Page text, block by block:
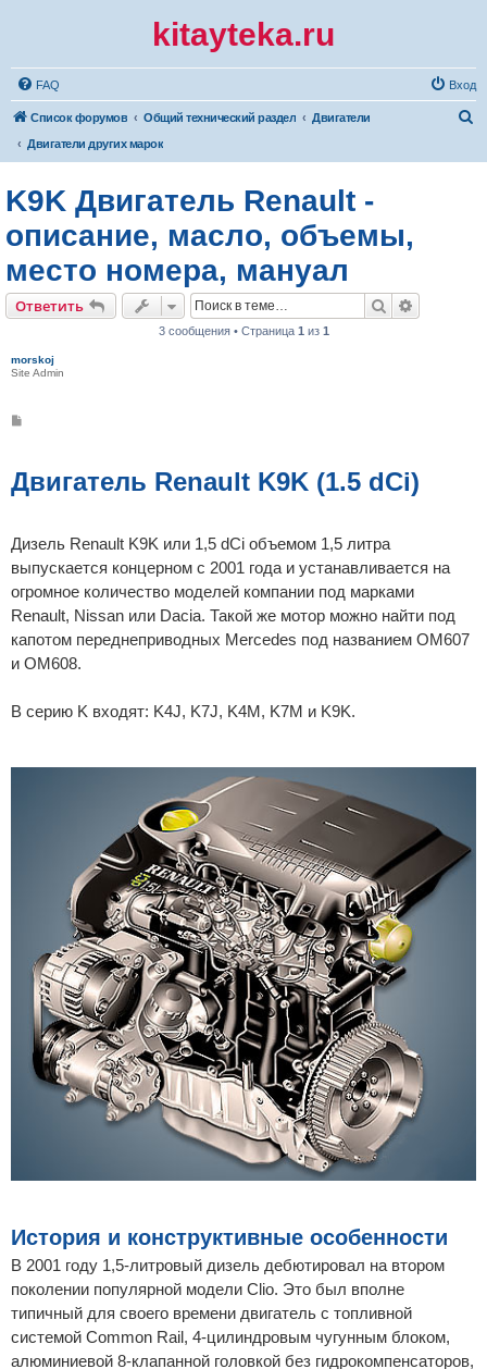
kitayteka.ru
FAQ Вход
Список форумов Общий технический раздел
Двигатели
Двигатели других марок
K9K Двигатель Renault -
описание, масло, объемы,
место номера, мануал
Ответить Поиск
3 сообщения • Страница 1 из 1
morskoj
Site Admin
щ
н
Двигатель Renault K9K (1.5 dCi)
Дизель Renault K9K или 1,5 dCi объемом 1,5 литра
выпускается концерном с 2001 года и устанавливается на
огромное количество моделей компании под марками
Renault, Nissan или Dacia. Такой же мотор можно найти под
капотом переднеприводных Mercedes под названием OM607
и OM608.
В серию K входят: K4J, K7J, K4M, K7M и K9K.
История и конструктивные особенности
В 2001 году 1,5-литровый дизель дебютировал на втором
поколении популярной модели Clio. Это был вполне
типичный для своего времени двигатель с топливной
системой Common Rail, 4-цилиндровым чугунным блоком,
алюминиевой 8-клапанной головкой без гидрокомпенсаторов,